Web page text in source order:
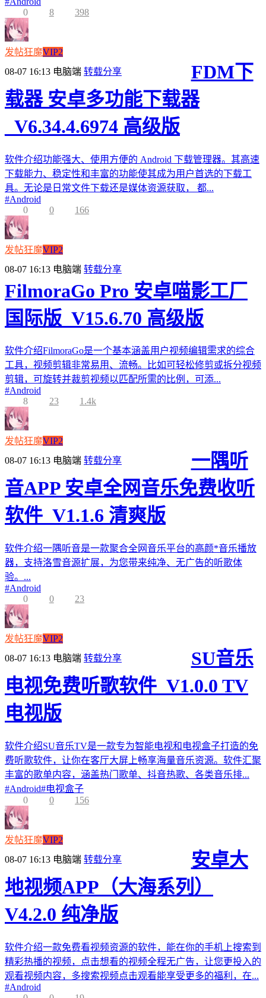
0
8 398
发帖狂魔VIP2
08-07 16:13 电脑端 转载分享
FDM下
载器 安卓多功能下载器
_V6.34.4.6974 高级版
软件介绍功能强大、使用方便的 Android 下载管理器。其高速
下载能力、稳定性和丰富的功能使其成为用户首选的下载工
具。无论是日常文件下载还是媒体资源获取， 都...
#Android
0
0 166
发帖狂魔VIP2
08-07 16:13 电脑端 转载分享
FilmoraGo Pro 安卓喵影工厂
国际版_V15.6.70 高级版
软件介绍FilmoraGo是一个基本涵盖用户视频编辑需求的综合
工具，视频剪辑非常易用、流畅。比如可轻松修剪或拆分视频
剪辑，可旋转并裁剪视频以匹配所需的比例，可添...
#Android
8
23 1.4k
发帖狂魔VIP2
08-07 16:13 电脑端 转载分享
一隅听
音APP 安卓全网音乐免费收听
软件_V1.1.6 清爽版
软件介绍一隅听音是一款聚合全网音乐平台的高颜*音乐播放
器，支持洛雪音源扩展，为您带来纯净、无广告的听歌体
验。...
#Android
0
0 23
发帖狂魔VIP2
08-07 16:13 电脑端 转载分享
SU音乐
电视免费听歌软件_V1.0.0 TV
电视版
软件介绍SU音乐TV是一款专为智能电视和电视盒子打造的免
费听歌软件，让你在客厅大屏上畅享海量音乐资源。软件汇聚
丰富的歌单内容，涵盖热门歌单、抖音热歌、各类音乐排...
#Android#电视盒子
0
0 156
发帖狂魔VIP2
08-07 16:13 电脑端 转载分享
安卓大
地视频APP（大海系列）
V4.2.0 纯净版
软件介绍一款免费看视频资源的软件，能在你的手机上搜索到
精彩热播的视频，点击想看的视频全程无广告，让您更投入的
观看视频内容，多搜索视频点击观看能享受更多的福利，在...
#Android